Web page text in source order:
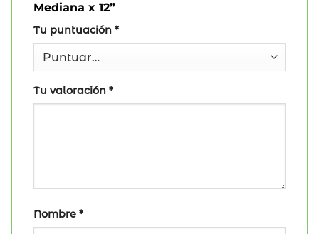
Mediana x 12”
Tu puntuación *
Tu valoración *
Nombre *